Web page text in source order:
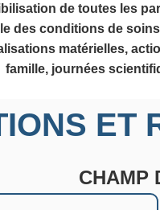
de toutes les
des conditions de
matérielles,
famille, journées
ET
CHAMP